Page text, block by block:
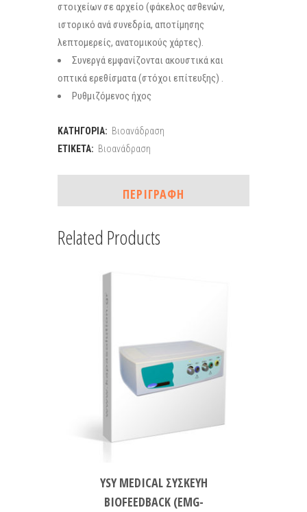
στοιχείων σε αρχείο (φάκελος ασθενών,
ιστορικό ανά συνεδρία, αποτίμησης
λεπτομερείς, ανατομικούς χάρτες).
Συνεργά εμφανίζονται ακουστικά και
οπτικά ερεθίσματα (στόχοι επίτευξης) .
Ρυθμιζόμενος ήχος
ΚΑΤΗΓΟΡΊΑ: Βιοανάδραση
ΕΤΙΚΈΤΑ: Βιοανάδραση
ΠΕΡΙΓΡΑΦΉ
Related Products
YSY MEDICAL ΣΥΣΚΕΥΗ
BIOFEEDBACK (EMG-